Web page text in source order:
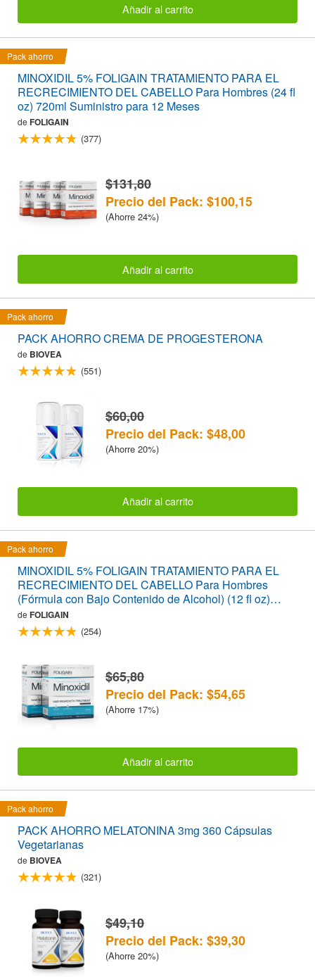
Añadir al carrito
Pack ahorro
MINOXIDIL 5% FOLIGAIN TRATAMIENTO PARA EL
RECRECIMIENTO DEL CABELLO Para Hombres (24 fl
oz) 720ml Suministro para 12 Meses
de FOLIGAIN
(377)
$131,80
Precio del Pack: $100,15
(Ahorre 24%)
Añadir al carrito
Pack ahorro
PACK AHORRO CREMA DE PROGESTERONA
de BIOVEA
(551)
$60,00
Precio del Pack: $48,00
(Ahorre 20%)
Añadir al carrito
Pack ahorro
MINOXIDIL 5% FOLIGAIN TRATAMIENTO PARA EL
RECRECIMIENTO DEL CABELLO Para Hombres
(Fórmula con Bajo Contenido de Alcohol) (12 fl oz)
360ml Suministro para 6 Meses
de FOLIGAIN
(254)
$65,80
Precio del Pack: $54,65
(Ahorre 17%)
Añadir al carrito
Pack ahorro
PACK AHORRO MELATONINA 3mg 360 Cápsulas
Vegetarianas
de BIOVEA
(321)
$49,10
Precio del Pack: $39,30
(Ahorre 20%)